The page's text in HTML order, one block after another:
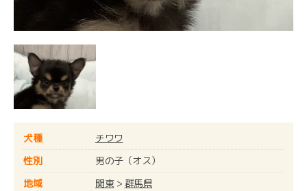
犬種
チワワ
性別
男の子（オス）
地域
関東> 群馬県